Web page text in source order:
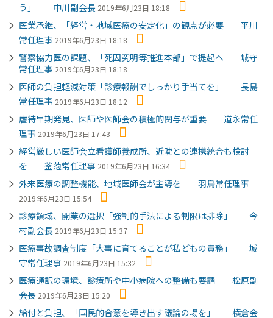
う」 中川副会長 2019年6月23日 18:18
医業承継、「経営・地域医療の安定化」の観点が必要 平川
常任理事 2019年6月23日 18:18
警察協力医の課題、「死因究明等推進本部」で提起へ 城守
常任理事 2019年6月23日 18:18
医師の負担軽減対策「診療報酬でしっかり手当てを」 長島
常任理事 2019年6月23日 18:12
虐待早期発見、医師や医師会の積極的関与が重要 道永常任
理事 2019年6月23日 17:43
経営厳しい医師会立看護師養成所、近隣との連携統合も検討
を 釜萢常任理事 2019年6月23日 16:34
外来医療の調整機能、地域医師会が主導を 羽鳥常任理事
2019年6月23日 15:54
診療領域、開業の選択「強制的手法による制限は排除」 今
村副会長 2019年6月23日 15:37
医療事故調査制度「大事に育てることが私どもの責務」 城
守常任理事 2019年6月23日 15:32
医療通訳の環境、診療所や中小病院への整備も要請 松原副
会長 2019年6月23日 15:20
給付と負担、「国民的合意を導き出す議論の場を」 横倉会